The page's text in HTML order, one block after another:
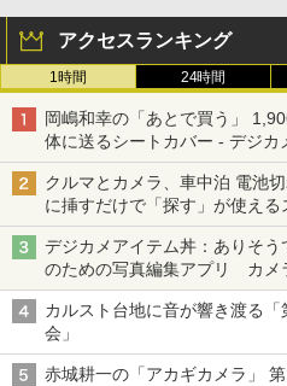
アクセスランキング
1時間 24時間
岡嶋和幸の「あとで買う」
体に送るシートカバー - デジカ
クルマとカメラ、車中泊 電池
に挿すだけで「探す」が使え
デジカメアイテム丼：ありそう
のための写真編集アプリ カメ
る「Filmator」
カルスト台地に音が響き渡る
会」
赤城耕一の「アカギカメラ」